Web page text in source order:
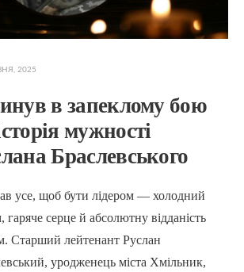
2025
в запеклому бою
мужності
Браслевського
усе, щоб бути лідером — холодний
гаряче серце й абсолютну відданість
Старший лейтенант Руслан
уродженець міста Хмільник,